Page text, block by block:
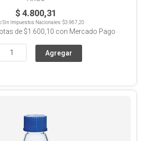
$ 4.800,31
Sin Impuestos Nacionales:$3.967,20
de $1.600,10 con Mercado Pago